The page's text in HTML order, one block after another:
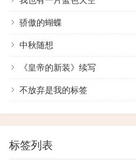
骄傲的蝴蝶
​中秋随想
《皇帝的新装》续写
不放弃是我的标签
标签列表